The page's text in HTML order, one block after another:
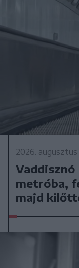
2026.
Vaddisznó
metróba,
majd